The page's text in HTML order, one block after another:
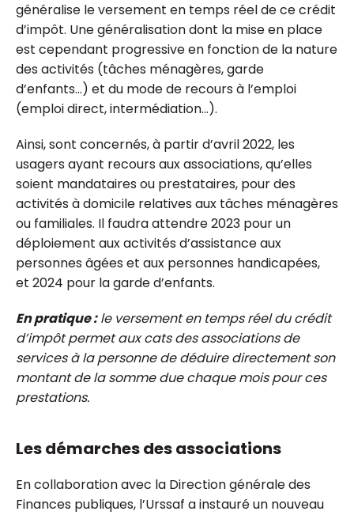
généralise le versement en temps réel de ce crédit
d’impôt. Une généralisation dont la mise en place
est cependant progressive en fonction de la nature
des activités (tâches ménagères, garde
d’enfants...) et du mode de recours à l’emploi
(emploi direct, intermédiation...).
Ainsi, sont concernés, à partir d’avril 2022, les
usagers ayant recours aux associations, qu’elles
soient mandataires ou prestataires, pour des
activités à domicile relatives aux tâches ménagères
ou familiales. Il faudra attendre 2023 pour un
déploiement aux activités d’assistance aux
personnes âgées et aux personnes handicapées,
et 2024 pour la garde d’enfants.
En pratique :le versement en temps réel du crédit
d’impôt permet aux cats des associations de
services à la personne de déduire directement son
montant de la somme due chaque mois pour ces
prestations.
Les démarches des associations
En collaboration avec la Direction générale des
Finances publiques, l’Urssaf a instauré un nouveau